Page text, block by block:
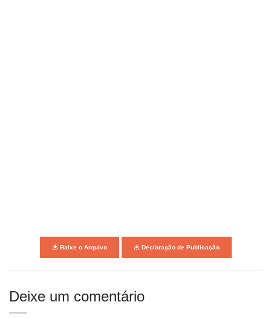
Baixe o Arquivo Declaração de Publicação
Deixe um comentário